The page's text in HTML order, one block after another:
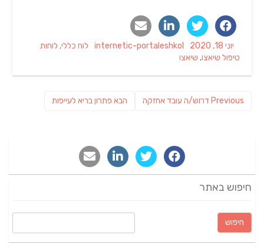
Posted
on
יוני 18, 2020 Author
internetic-portaleshkol
Categories
לוח כללי, לוחות
טיפול שיאצו, שיאצו
Previous
Previous
דרוש/ה עובד אחזקה הבא פוסט
פתרון בריא לעייפות
חיפוש באתר
חיפוש: